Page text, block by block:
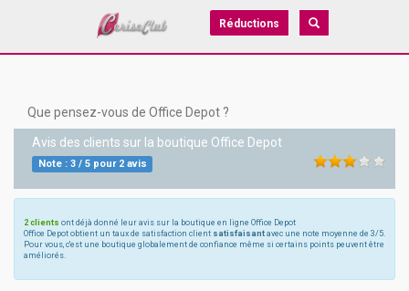
Réductions
Que pensez-vous de Office Depot ?
Avis des clients sur la boutique Office Depot
Note : 3/ 5pour 2avis
2 clients ont déjà donné leur avis sur la boutique en ligne Office Depot
Office Depot obtient un taux de satisfaction client satisfaisant avec une note moyenne de 3/5.
Pour vous, c'est une boutique globalement de confiance même si certains points peuvent être
améliorés.